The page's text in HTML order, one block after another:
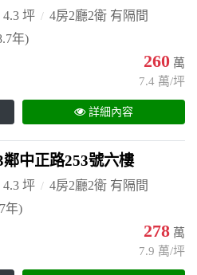
坪
4房2廳2衛 有隔間
年)
260 萬
7.4 萬/坪
詳細內容
中正路253號六樓
坪
4房2廳2衛 有隔間
年)
278 萬
7.9 萬/坪